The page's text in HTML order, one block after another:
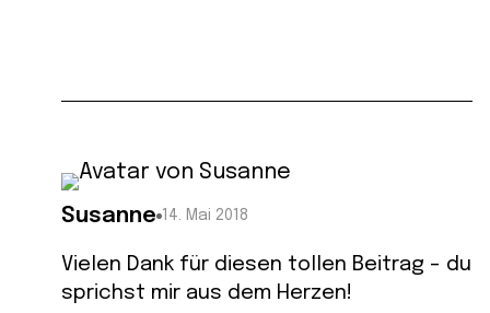
Susanne 14. Mai 2018
Vielen Dank für diesen tollen Beitrag – du
sprichst mir aus dem Herzen!